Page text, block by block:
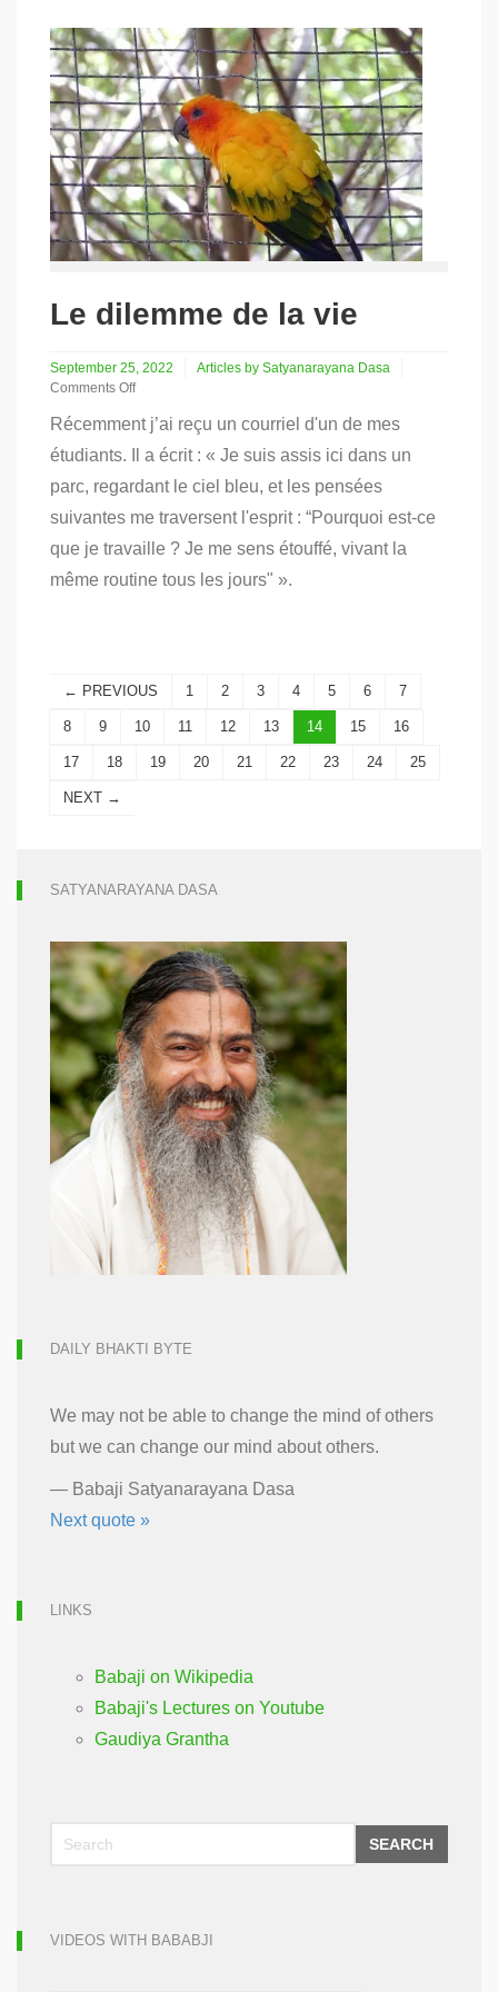
Le dilemme de la vie
September 25, 2022
Articles by Satyanarayana Dasa
Comments Off
Le
dilemme
de
la
Récemment j’ai reçu un courriel d'un de mes
étudiants. Il a écrit : « Je suis assis ici dans un
parc, regardant le ciel bleu, et les pensées
suivantes me traversent l'esprit : “Pourquoi est-ce
que je travaille ? Je me sens étouffé, vivant la
même routine tous les jours" ».
← PREVIOUS 1 2 3 4 5 6 7
8 9 10 11 12 13 14 15 16
17 18 19 20 21 22 23 24 25
NEXT →
SATYANARAYANA DASA
DAILY BHAKTI BYTE
We may not be able to change the mind of others
but we can change our mind about others.
— Babaji Satyanarayana Dasa
Next quote »
LINKS
Babaji on Wikipedia
Babaji's Lectures on Youtube
Gaudiya Grantha
SEARCH
VIDEOS WITH BABABJI